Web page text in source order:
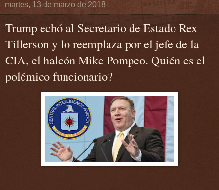
martes, 13 de marzo de 2018
Trump echó al Secretario de Estado Rex
Tillerson y lo reemplaza por el jefe de la
CIA, el halcón Mike Pompeo. Quién es el
polémico funcionario?